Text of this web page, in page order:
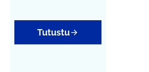
Tutustu